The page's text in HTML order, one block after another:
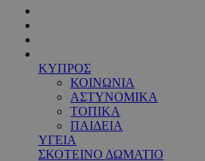
ΚΥΠΡΟΣ
ΚΟΙΝΩΝΙΑ
ΑΣΤΥΝΟΜΙΚΑ
ΤΟΠΙΚΑ
ΠΑΙΔΕΙΑ
ΥΓΕΙΑ
ΣΚΟΤΕΙΝΟ ΔΩΜΑΤΙΟ